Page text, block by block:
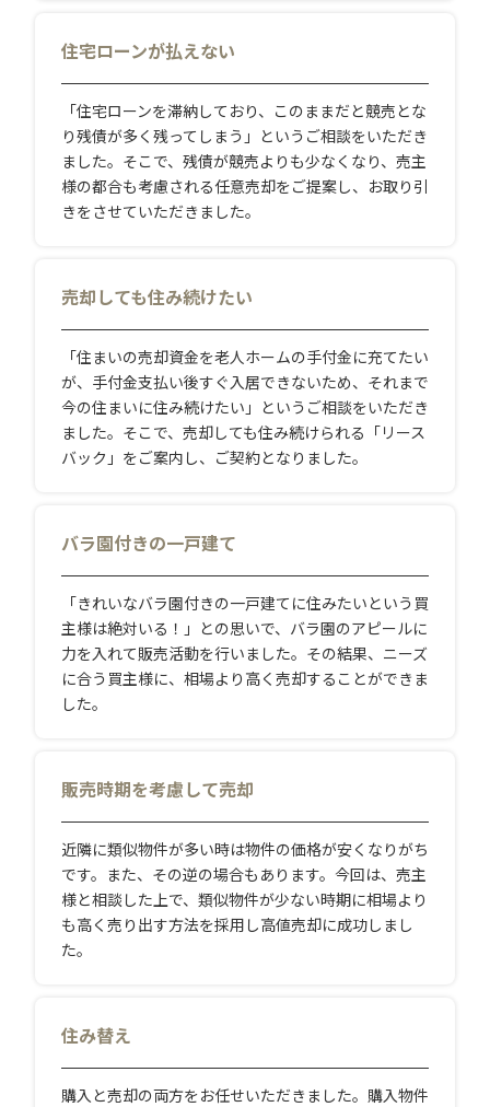
住宅ローンが払えない
「住宅ローンを滞納しており、このままだと競売とな
り残債が多く残ってしまう」というご相談をいただき
ました。そこで、残債が競売よりも少なくなり、売主
様の都合も考慮される任意売却をご提案し、お取り引
きをさせていただきました。
売却しても住み続けたい
「住まいの売却資金を老人ホームの手付金に充てたい
が、手付金支払い後すぐ入居できないため、それまで
今の住まいに住み続けたい」というご相談をいただき
ました。そこで、売却しても住み続けられる「リース
バック」をご案内し、ご契約となりました。
バラ園付きの一戸建て
「きれいなバラ園付きの一戸建てに住みたいという買
主様は絶対いる！」との思いで、バラ園のアピールに
力を入れて販売活動を行いました。その結果、ニーズ
に合う買主様に、相場より高く売却することができま
した。
販売時期を考慮して売却
近隣に類似物件が多い時は物件の価格が安くなりがち
です。また、その逆の場合もあります。今回は、売主
様と相談した上で、類似物件が少ない時期に相場より
も高く売り出す方法を採用し高値売却に成功しまし
た。
住み替え
購入と売却の両方をお任せいただきました。購入物件